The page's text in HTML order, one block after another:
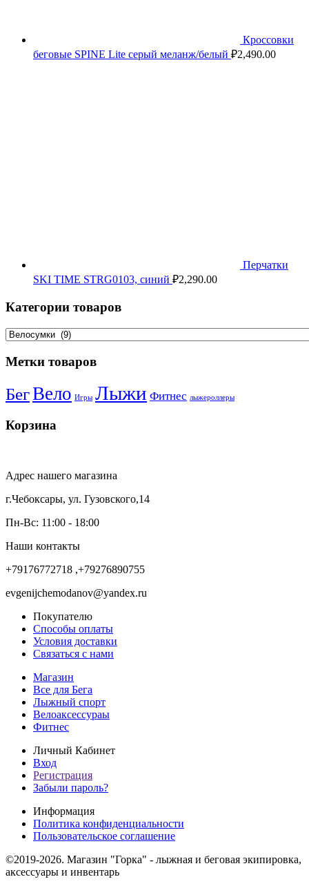
Кроссовки
беговые SPINE Lite серый меланж/белый ₽2,490.00
Перчатки
SKI TIME STRG0103, синий ₽2,290.00
Категории товаров
Метки товаров
БегВело Игры Лыжи Фитнес лыжероллеры
Корзина
Адрес нашего магазина
г.Чебоксары, ул. Гузовского,14
Пн-Вс: 11:00 - 18:00
Наши контакты
+79176772718 ,+79276890755
evgenijchemodanov@yandex.ru
Покупателю
Способы оплаты
Условия доставки
Связаться с нами
Магазин
Все для Бега
Лыжный спорт
Велоаксессураы
Фитнес
Личный Кабинет
Вход
Регистрация
Забыли пароль?
Информация
Политика конфиденциальности
Пользовательское соглашение
©2019-2026. Магазин "Горка" - лыжная и беговая экипировка,
аксессуары и инвентарь